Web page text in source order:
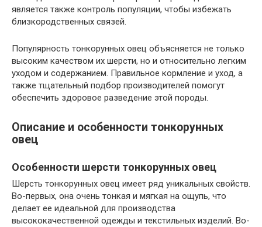
является также контроль популяции, чтобы избежать
близкородственных связей.
Популярность тонкорунных овец объясняется не только
высоким качеством их шерсти, но и относительно легким
уходом и содержанием. Правильное кормление и уход, а
также тщательный подбор производителей помогут
обеспечить здоровое разведение этой породы.
Описание и особенности тонкорунных
овец
Особенности шерсти тонкорунных овец
Шерсть тонкорунных овец имеет ряд уникальных свойств.
Во-первых, она очень тонкая и мягкая на ощупь, что
делает ее идеальной для производства
высококачественной одежды и текстильных изделий. Во-